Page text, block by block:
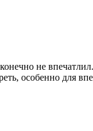
не
особенно для